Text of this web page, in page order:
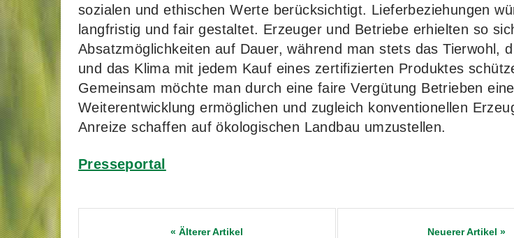
sozialen und ethischen Werte berücksichtigt. Lieferbeziehungen
langfristig und fair gestaltet. Erzeuger und Betriebe erhielten so
Absatzmöglichkeiten auf Dauer, während man stets das Tierwohl,
und das Klima mit jedem Kauf eines zertifizierten Produktes
Gemeinsam möchte man durch eine faire Vergütung Betrieben eine
Weiterentwicklung ermöglichen und zugleich konventionellen
Anreize schaffen auf ökologischen Landbau umzustellen.
Presseportal